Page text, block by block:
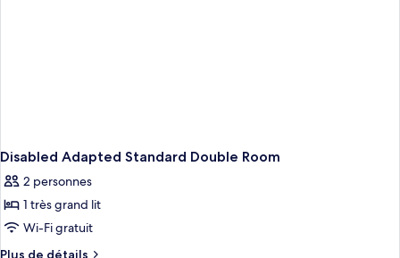
Disabled Adapted Standard Double Room
2 personnes
1 très grand lit
Wi-Fi gratuit
Plus de détails
Plus